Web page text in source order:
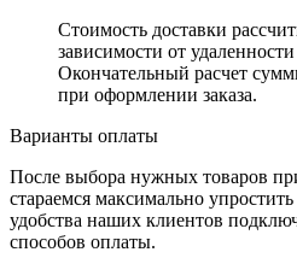
Стоимость доставки
зависимости от
Окончательный расчет
при оформлении заказа.
Варианты оплаты
После выбора нужных товаров
стараемся максимально
удобства наших клиентов
способов оплаты.